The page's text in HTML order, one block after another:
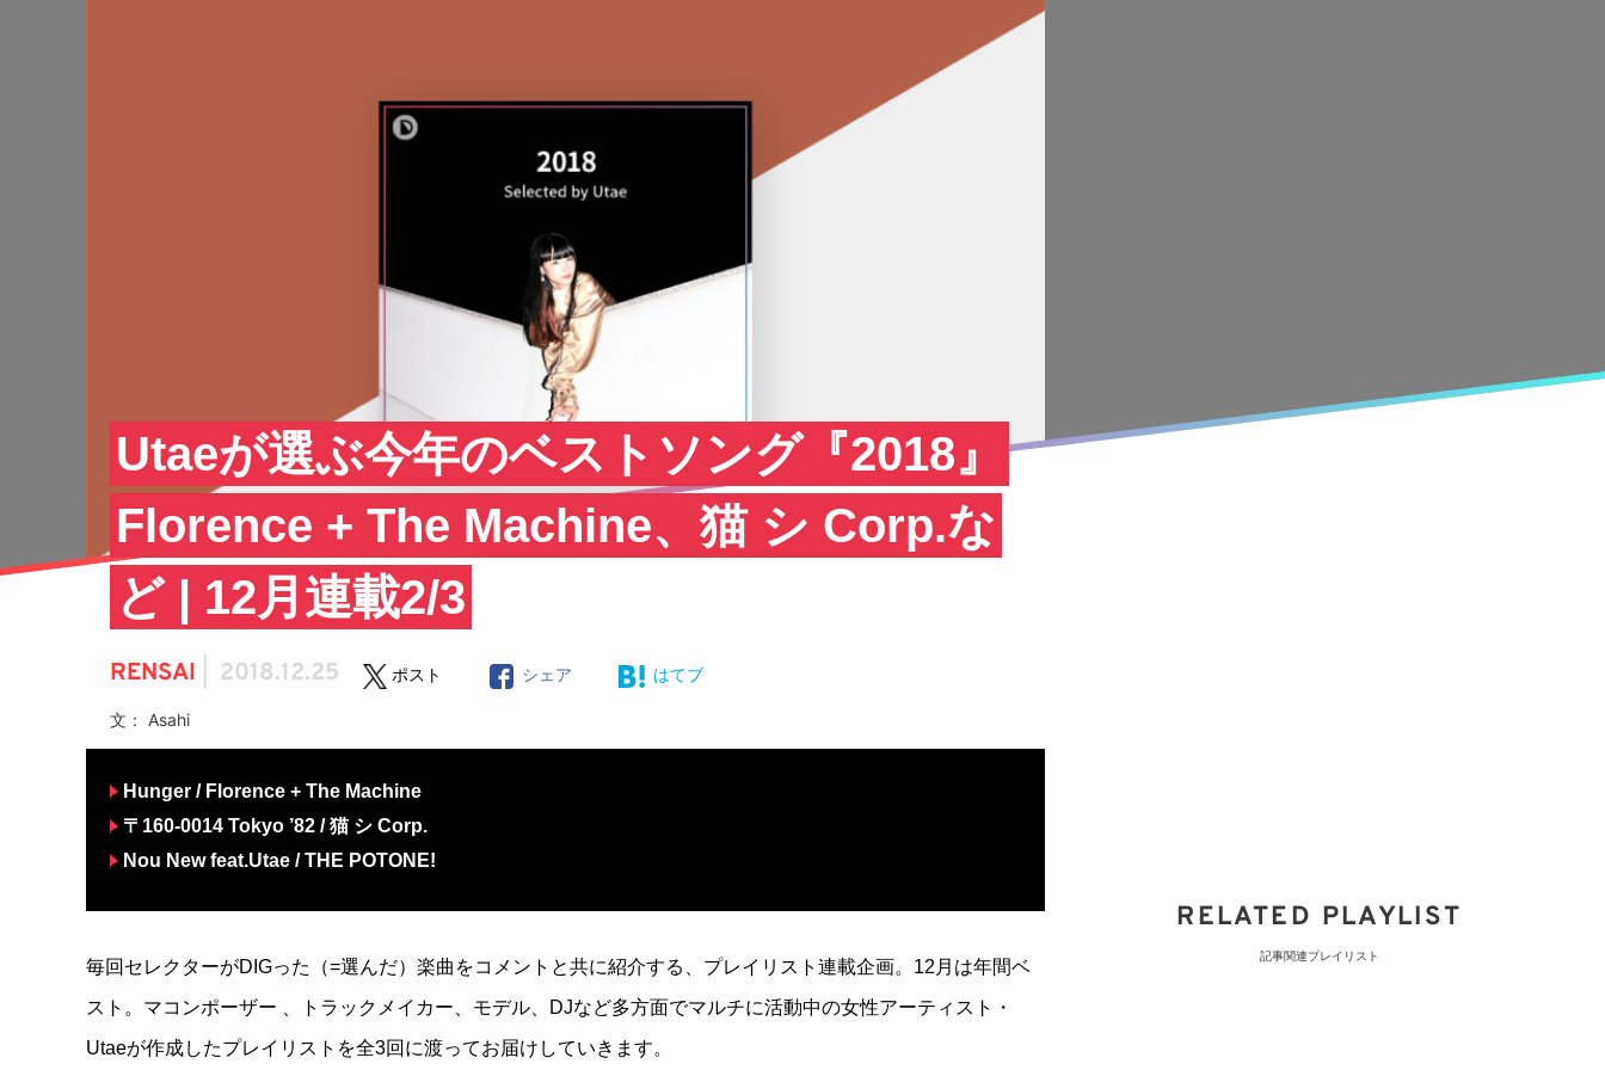
Utaeが選ぶ今年のベストソング『2018』
Florence + The Machine、猫 シ Corp.な
ど | 12月連載2/3
RENSAI 2018.12.25 ポスト シェア はてブ
文： Asahi
Hunger / Florence + The Machine
〒160-0014 Tokyo ’82 / 猫 シ Corp.
Nou New feat.Utae / THE POTONE!
毎回セレクターがDIGった（=選んだ）楽曲をコメントと共に紹介する、プレイリスト連載企画。12月は年間ベ
スト。マコンポーザー 、トラックメイカー、モデル、DJなど多方面でマルチに活動中の女性アーティスト・
Utaeが作成したプレイリストを全3回に渡ってお届けしていきます。
RELATED PLAYLIST
記事関連プレイリスト